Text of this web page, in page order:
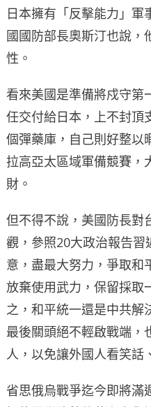
日本擁有「反擊能力」軍
國國防部長奧斯汀也說，
性。
看來美國是準備將戍守第
任交付給日本，上不封頂
個彈藥庫，自己則好整以
拉高亞太區域軍備競賽，
財。
但不得不說，美國防長對
觀，參照20大政治報告
意，盡最大努力，爭取和
放棄使用武力，保留採取
之，和平統一還是中共解
最後關頭絕不輕啟戰端，
人，以免讓外國人看笑話
省思俄烏戰爭迄今即將滿